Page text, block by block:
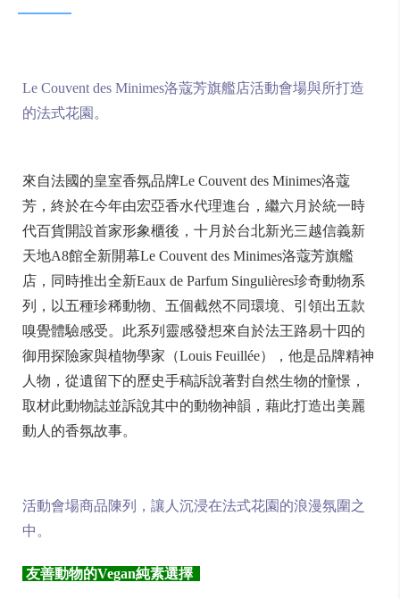
Le Couvent des Minimes洛蔻芳旗艦店活動會場與所打造
的法式花園。
來自法國的皇室香氛品牌Le Couvent des Minimes洛蔻
芳，終於在今年由宏亞香水代理進台，繼六月於統一時
代百貨開設首家形象櫃後，十月於台北新光三越信義新
天地A8館全新開幕Le Couvent des Minimes洛蔻芳旗艦
店，同時推出全新Eaux de Parfum Singulières珍奇動物系
列，以五種珍稀動物、五個截然不同環境、引領出五款
嗅覺體驗感受。此系列靈感發想來自於法王路易十四的
御用探險家與植物學家（Louis Feuillée），他是品牌精神
人物，從遺留下的歷史手稿訴說著對自然生物的憧憬，
取材此動物誌並訴說其中的動物神韻，藉此打造出美麗
動人的香氛故事。
活動會場商品陳列，讓人沉浸在法式花園的浪漫氛圍之
中。
友善動物的Vegan純素選擇